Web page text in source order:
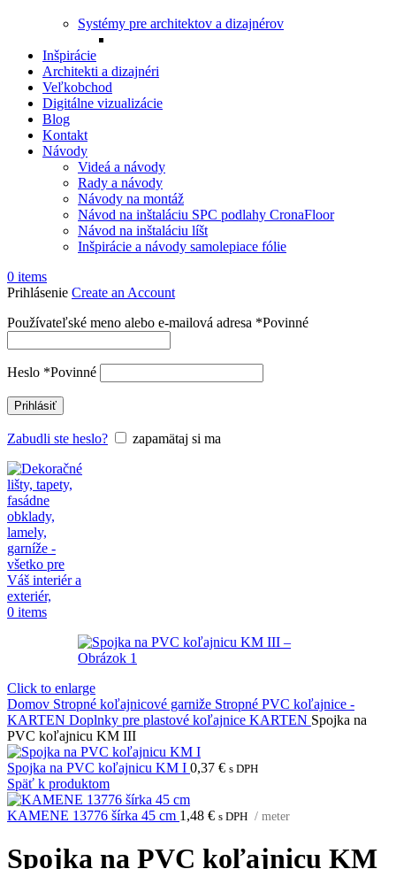
Systémy pre architektov a dizajnérov
Inšpirácie
Architekti a dizajnéri
Veľkobchod
Digitálne vizualizácie
Blog
Kontakt
Návody
Videá a návody
Rady a návody
Návody na montáž
Návod na inštaláciu SPC podlahy CronaFloor
Návod na inštaláciu líšt
Inšpirácie a návody samolepiace fólie
0 items
Prihlásenie Create an Account
Používateľské meno alebo e-mailová adresa *Povinné
Heslo *Povinné
Prihlásiť
Zabudli ste heslo? zapamätaj si ma
0 items
Click to enlarge
Domov Stropné koľajnicové garniže Stropné PVC koľajnice -
KARTEN Doplnky pre plastové koľajnice KARTEN Spojka na
PVC koľajnicu KM III
Spojka na PVC koľajnicu KM I 0,37 € s DPH
Späť k produktom
KAMENE 13776 šírka 45 cm 1,48 € s DPH / meter
Spojka na PVC koľajnicu KM